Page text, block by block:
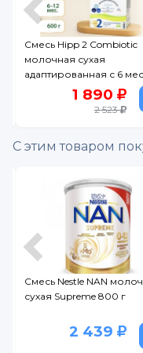
Смесь Mamelle
сухая молочная
адаптированная
0-6 мес. 350 г285
356
С этим товаром
Смесь Малютка
молочко с 18
1